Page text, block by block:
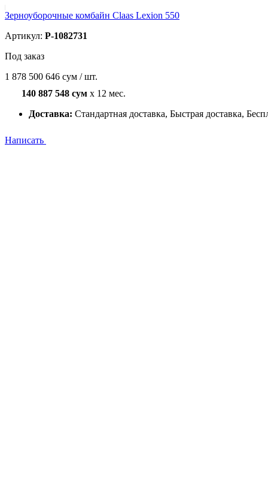
Зерноуборочные комбайн Claas Lexion 550
Артикул: P-1082731
Под заказ
1 878 500 646 сум / шт.
140 887 548 сум x 12 мес.
Доставка: Стандартная доставка, Быстрая доставка,
Написать